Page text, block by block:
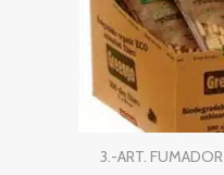
3.-ART. FUMADOR